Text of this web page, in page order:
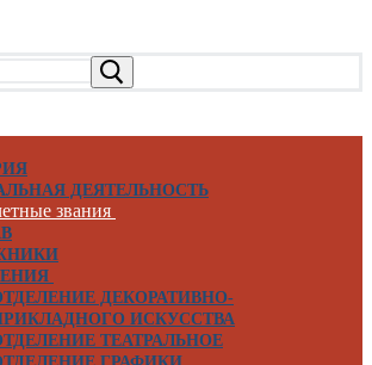
ДЕЯТЕЛЬНОСТЬ
звания
ДЕКОРАТИВНО-
ИСКУССТВА
ТЕАТРАЛЬНОЕ